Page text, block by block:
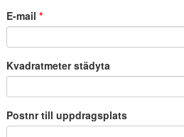
E-mail *
Kvadratmeter städyta
Postnr till uppdragsplats